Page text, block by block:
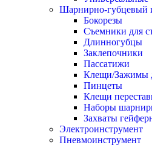
Шарнирно-губцевый
Бокорезы
Съемники для
Длинногубцы
Заклепочники
Пассатижи
Клещи/Зажимы
Пинцеты
Клещи
Наборы
Захваты
Электроинструмент
Пневмоинструмент